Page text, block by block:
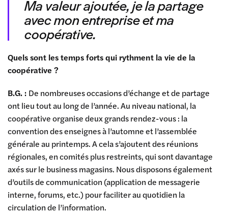
Ma valeur ajoutée, je la partage
avec mon entreprise et ma
coopérative.
Quels sont les temps forts qui rythment la vie de la
coopérative ?
B.G. : De nombreuses occasions d’échange et de partage
ont lieu tout au long de l’année. Au niveau national, la
coopérative organise deux grands rendez-vous : la
convention des enseignes à l’automne et l’assemblée
générale au printemps. A cela s’ajoutent des réunions
régionales, en comités plus restreints, qui sont davantage
axés sur le business magasins. Nous disposons également
d’outils de communication (application de messagerie
interne, forums, etc.) pour faciliter au quotidien la
circulation de l’information.